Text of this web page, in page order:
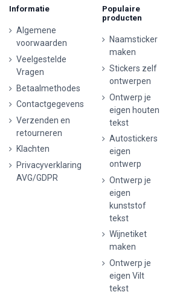
Informatie
Algemene
voorwaarden
Veelgestelde
Vragen
Betaalmethodes
Contactgegevens
Verzenden en
retourneren
Klachten
Privacyverklaring
AVG/GDPR
Populaire
producten
Naamsticker
maken
Stickers zelf
ontwerpen
Ontwerp je
eigen houten
tekst
Autostickers
eigen
ontwerp
Ontwerp je
eigen
kunststof
tekst
Wijnetiket
maken
Ontwerp je
eigen Vilt
tekst